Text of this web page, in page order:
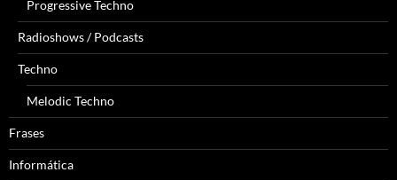
Progressive Techno
Radioshows / Podcasts
Techno
Melodic Techno
Frases
Informática